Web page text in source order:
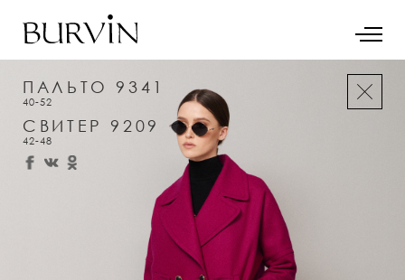
ПАЛЬТО 9341
40-52
СВИТЕР 9209
42-48